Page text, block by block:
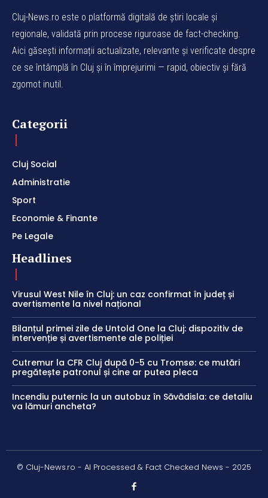
Cluj-News.ro este o platformă digitală de știri locale și
regionale, validată prin procese riguroase de fact-checking.
Aici găsești informații actualizate, relevante și verificate despre
ce se întâmplă în Cluj și în împrejurimi — rapid, obiectiv și fără
zgomot inutil.
Categorii
Cluj Social
Administratie
Sport
Economie & Finante
Pe Legale
Headlines
Virusul West Nile în Cluj: un caz confirmat în județ și
avertismente la nivel național
Bilanțul primei zile de Untold One la Cluj: dispozitiv de
intervenție și avertismente ale poliției
Cutremur la CFR Cluj după 0-5 cu Tromsø: ce mutări
pregătește patronul și cine ar putea pleca
Incendiu puternic la un autobuz în Săvădisla: ce detaliu
va lămuri ancheta?
© Cluj-News.ro - AI Processed & Fact Checked News - 2025